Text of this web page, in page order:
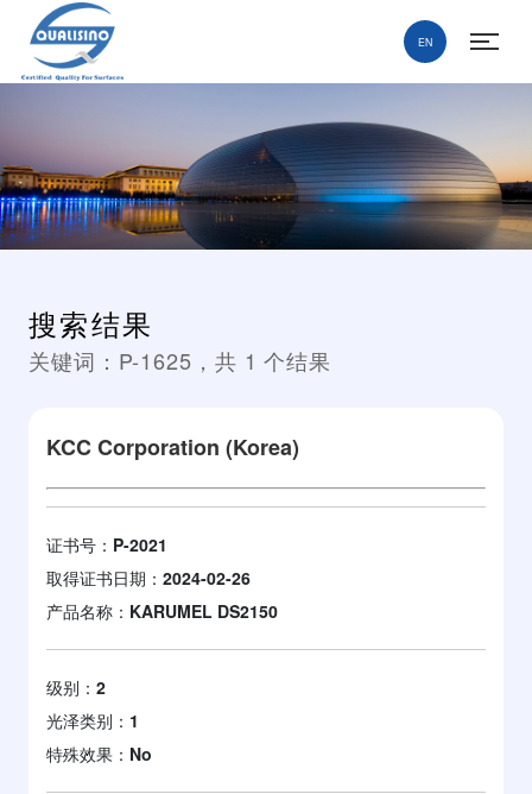
EN
搜索结果
关键词： P-1625 ，共 1 个结果
KCC Corporation (Korea)
证书号： P-2021
取得证书日期： 2024-02-26
产品名称： KARUMEL DS2150
级别： 2
光泽类别： 1
特殊效果： No